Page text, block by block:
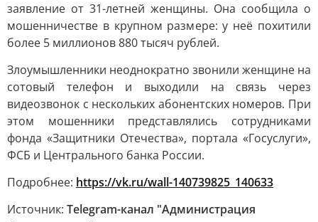
заявление от 31-летней женщины. Она сообщила о
мошенничестве в крупном размере: у неё похитили
более 5 миллионов 880 тысяч рублей.
Злоумышленники неоднократно звонили женщине на
сотовый телефон и выходили на связь через
видеозвонок с нескольких абонентских номеров. При
этом мошенники представлялись сотрудниками
фонда «Защитники Отечества», портала «Госуслуги»,
ФСБ и Центрального банка России.
Подробнее: https://vk.ru/wall-140739825_140633
Источник: Telegram-канал "Администрация